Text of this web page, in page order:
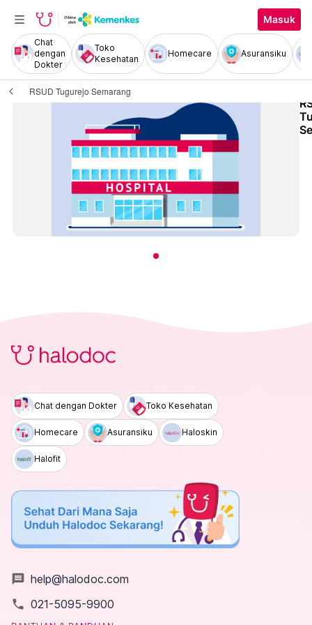
Masuk
Chat
dengan
Dokter
Toko
Kesehatan
Homecare Asuransiku
RSUD Tugurejo Semarang
Chat dengan Dokter Toko Kesehatan
Homecare Asuransiku Haloskin
Halofit
message help@halodoc.com
local_phone 021-5095-9900